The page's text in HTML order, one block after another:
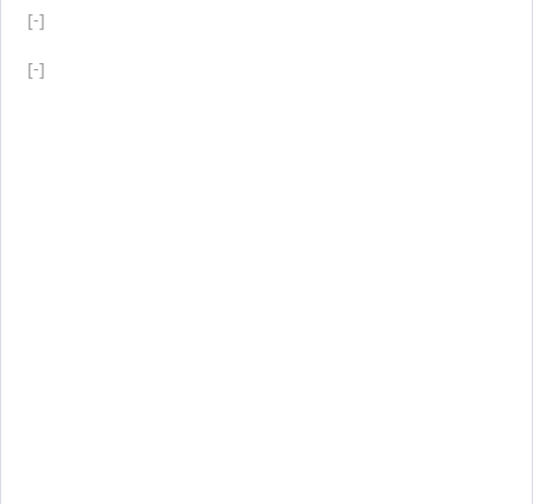
[-]
[-]